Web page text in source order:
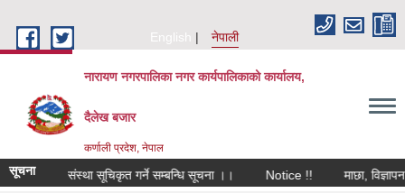
English
नेपाली
नारायण नगरपालिका नगर कार्यपालिकाको कार्यालय,
दैलेख बजार
कर्णाली प्रदेश, नेपाल
सूचना
सहकारी संस्था सूचिकृत गर्ने सम्बन्धि सूचना ।। Notice !! माछा,